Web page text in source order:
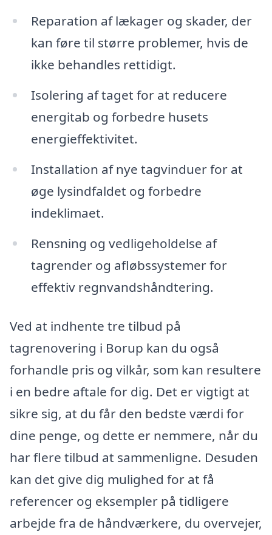
Reparation af lækager og skader, der
kan føre til større problemer, hvis de
ikke behandles rettidigt.
Isolering af taget for at reducere
energitab og forbedre husets
energieffektivitet.
Installation af nye tagvinduer for at
øge lysindfaldet og forbedre
indeklimaet.
Rensning og vedligeholdelse af
tagrender og afløbssystemer for
effektiv regnvandshåndtering.
Ved at indhente tre tilbud på
tagrenovering i Borup kan du også
forhandle pris og vilkår, som kan resultere
i en bedre aftale for dig. Det er vigtigt at
sikre sig, at du får den bedste værdi for
dine penge, og dette er nemmere, når du
har flere tilbud at sammenligne. Desuden
kan det give dig mulighed for at få
referencer og eksempler på tidligere
arbejde fra de håndværkere, du overvejer,